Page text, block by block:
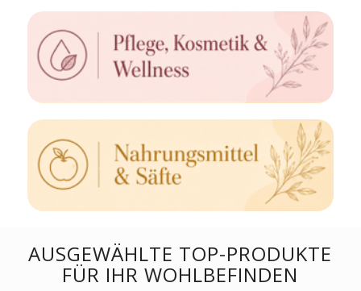
AUSGEWÄHLTE TOP-PRODUKTE
FÜR IHR WOHLBEFINDEN